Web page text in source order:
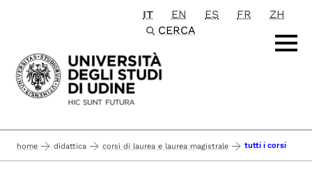
Passa al contenuto principale
IT EN ES FR
ZH
CERCA
home didattica corsi di laurea e laurea magistrale tutti i corsi